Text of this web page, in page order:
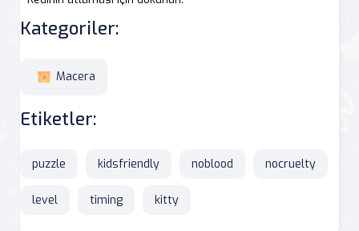
Kategoriler:
Macera
Etiketler:
puzzle kidsfriendly noblood nocruelty
level timing kitty